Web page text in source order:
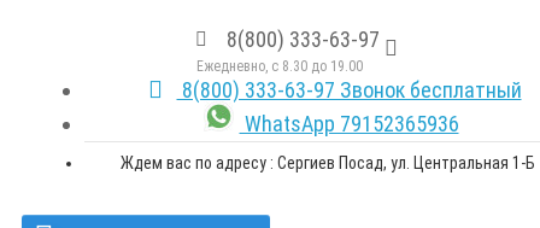
8(800) 333-63-97
Ежедневно, с 8.30 до 19.00
8(800) 333-63-97 Звонок бесплатный
WhatsApp 79152365936
Ждем вас по адресу : Сергиев Посад, ул. Центральная 1-Б